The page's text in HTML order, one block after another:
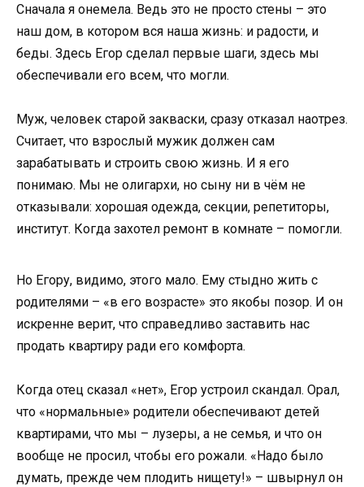
Сначала я онемела. Ведь это не просто стены – это
наш дом, в котором вся наша жизнь: и радости, и
беды. Здесь Егор сделал первые шаги, здесь мы
обеспечивали его всем, что могли.
Муж, человек старой закваски, сразу отказал наотрез.
Считает, что взрослый мужик должен сам
зарабатывать и строить свою жизнь. И я его
понимаю. Мы не олигархи, но сыну ни в чём не
отказывали: хорошая одежда, секции, репетиторы,
институт. Когда захотел ремонт в комнате – помогли.
Но Егору, видимо, этого мало. Ему стыдно жить с
родителями – «в его возрасте» это якобы позор. И он
искренне верит, что справедливо заставить нас
продать квартиру ради его комфорта.
Когда отец сказал «нет», Егор устроил скандал. Орал,
что «нормальные» родители обеспечивают детей
квартирами, что мы – лузеры, а не семья, и что он
вообще не просил, чтобы его рожали. «Надо было
думать, прежде чем плодить нищету!» – швырнул он